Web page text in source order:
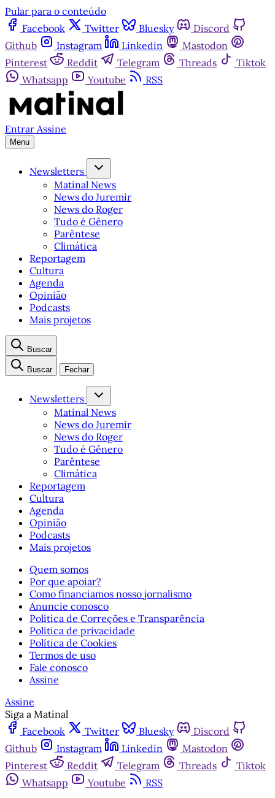
Pular para o conteúdo
Facebook
Twitter Bluesky
Discord
Github
Instagram Linkedin
Mastodon
Pinterest
Reddit Telegram Threads
Tiktok
Whatsapp
Youtube RSS
Entrar Assine
Menu
Newsletters
Matinal News
News do Juremir
News do Roger
Tudo é Gênero
Parêntese
Climática
Reportagem
Cultura
Agenda
Opinião
Podcasts
Mais projetos
Buscar
Buscar Fechar
Newsletters
Matinal News
News do Juremir
News do Roger
Tudo é Gênero
Parêntese
Climática
Reportagem
Cultura
Agenda
Opinião
Podcasts
Mais projetos
Quem somos
Por que apoiar?
Como financiamos nosso jornalismo
Anuncie conosco
Política de Correções e Transparência
Política de privacidade
Política de Cookies
Termos de uso
Fale conosco
Assine
Assine
Siga a Matinal
Facebook
Twitter Bluesky
Discord
Github
Instagram Linkedin
Mastodon
Pinterest
Reddit Telegram Threads
Tiktok
Whatsapp
Youtube RSS